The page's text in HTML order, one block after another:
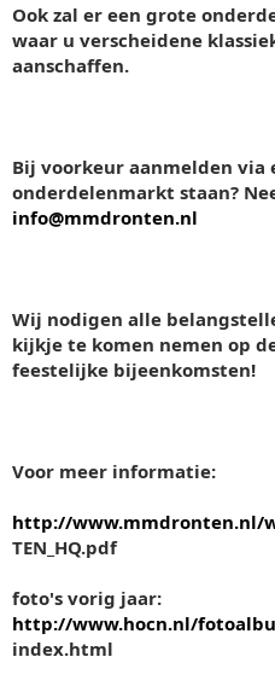
Ook zal er een grote
waar u verscheidene
aanschaffen.
Bij voorkeur aanmelden via
onderdelenmarkt staan?
info@mmdronten.nl
Wij nodigen alle
kijkje te komen nemen op
feestelijke bijeenkomsten!
Voor meer informatie:
http://www.mmdronten.nl/
TEN_HQ.pdf
foto's vorig jaar:
http://www.hocn.nl/
index.html